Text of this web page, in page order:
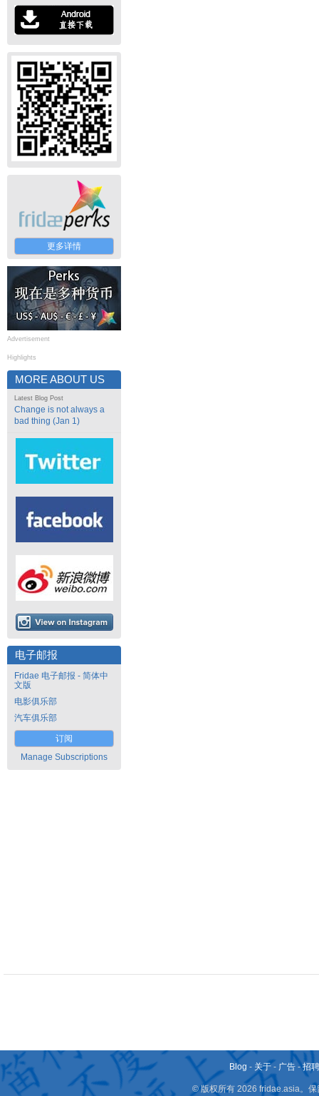
更多详情
Advertisement
Highlights
MORE ABOUT US
Latest Blog Post
Change is not always a
bad thing (Jan 1)
电子邮报
Fridae 电子邮报 - 简体中
文版
电影俱乐部
汽车俱乐部
订阅
Manage Subscriptions
Blog - 关于 - 广告 -招
© 版权所有 2026 fridae.asia。